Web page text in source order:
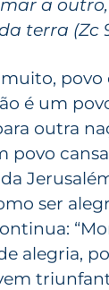
a outro,
terra (Zc
povo
é um
outra
povo
ser
alegria,